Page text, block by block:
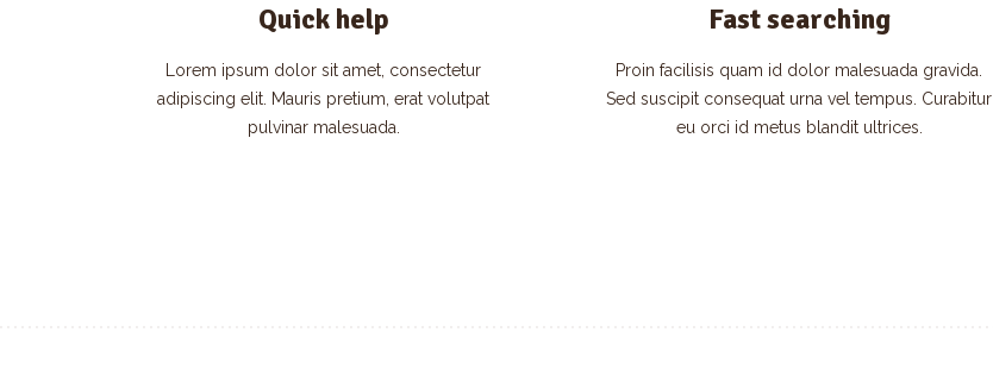
Quick help
Lorem ipsum dolor sit amet, consectetur
adipiscing elit. Mauris pretium, erat volutpat
pulvinar malesuada.
Fast searching
Proin facilisis quam id dolor malesuada gravida.
Sed suscipit consequat urna vel tempus. Curabitur
eu orci id metus blandit ultrices.